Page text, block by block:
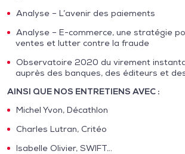
Analyse – L’avenir des paiements
Analyse – E-commerce, une stratégie
ventes et lutter contre la fraude
Observatoire 2020 du virement
auprès des banques, des éditeurs et
AINSI QUE NOS ENTRETIENS AVEC :
Michel Yvon, Décathlon
Charles Lutran, Critéo
Isabelle Olivier, SWIFT…